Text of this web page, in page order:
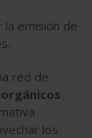
emisión de
red de
los